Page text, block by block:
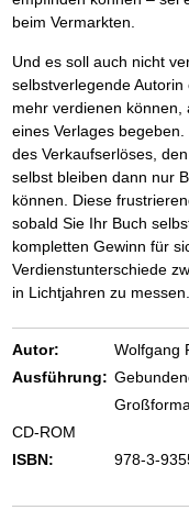
beim Vermarkten.
Und es soll auch nicht
selbstverlegende
mehr verdienen können,
eines Verlages
des Verkaufserlöses,
selbst bleiben dann nur
können. Diese
sobald Sie Ihr Buch
kompletten Gewinn für
Verdienstunterschiede
in Lichtjahren zu messen.
Autor:
Wolfgang
Ausführung:
CD-ROM
ISBN:
978-3-